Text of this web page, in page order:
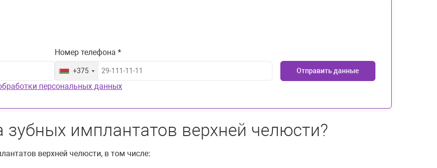
Номер телефона *
+375
персональных данных
Отправить данные
имплантатов верхней челюсти?
верхней челюсти, в том числе: